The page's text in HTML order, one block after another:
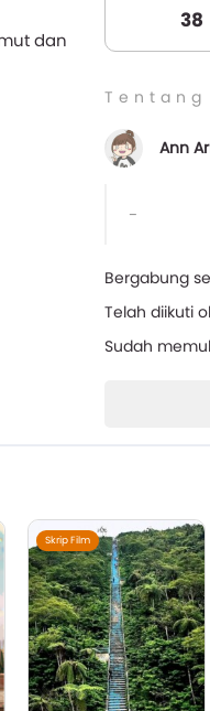
dan
38
Ann
-
Bergabung
Telah diikuti
Sudah
Skrip Film